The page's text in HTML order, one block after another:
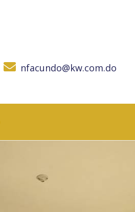
nfacundo@kw.com.do